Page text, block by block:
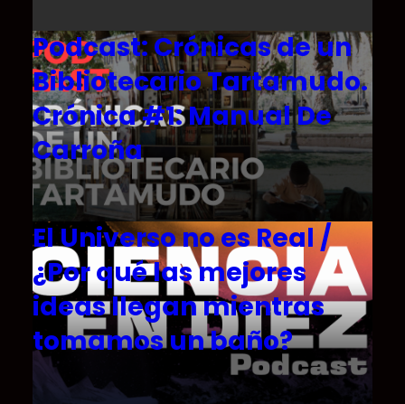
Podcast: Crónicas de un
Bibliotecario Tartamudo.
Crónica #1: Manual De
Carroña
El Universo no es Real /
¿Por qué las mejores
ideas llegan mientras
tomamos un baño?